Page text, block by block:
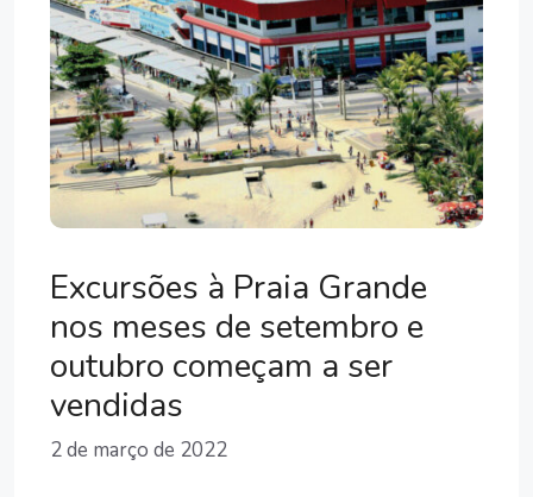
Excursões à Praia Grande
nos meses de setembro e
outubro começam a ser
vendidas
2 de março de 2022